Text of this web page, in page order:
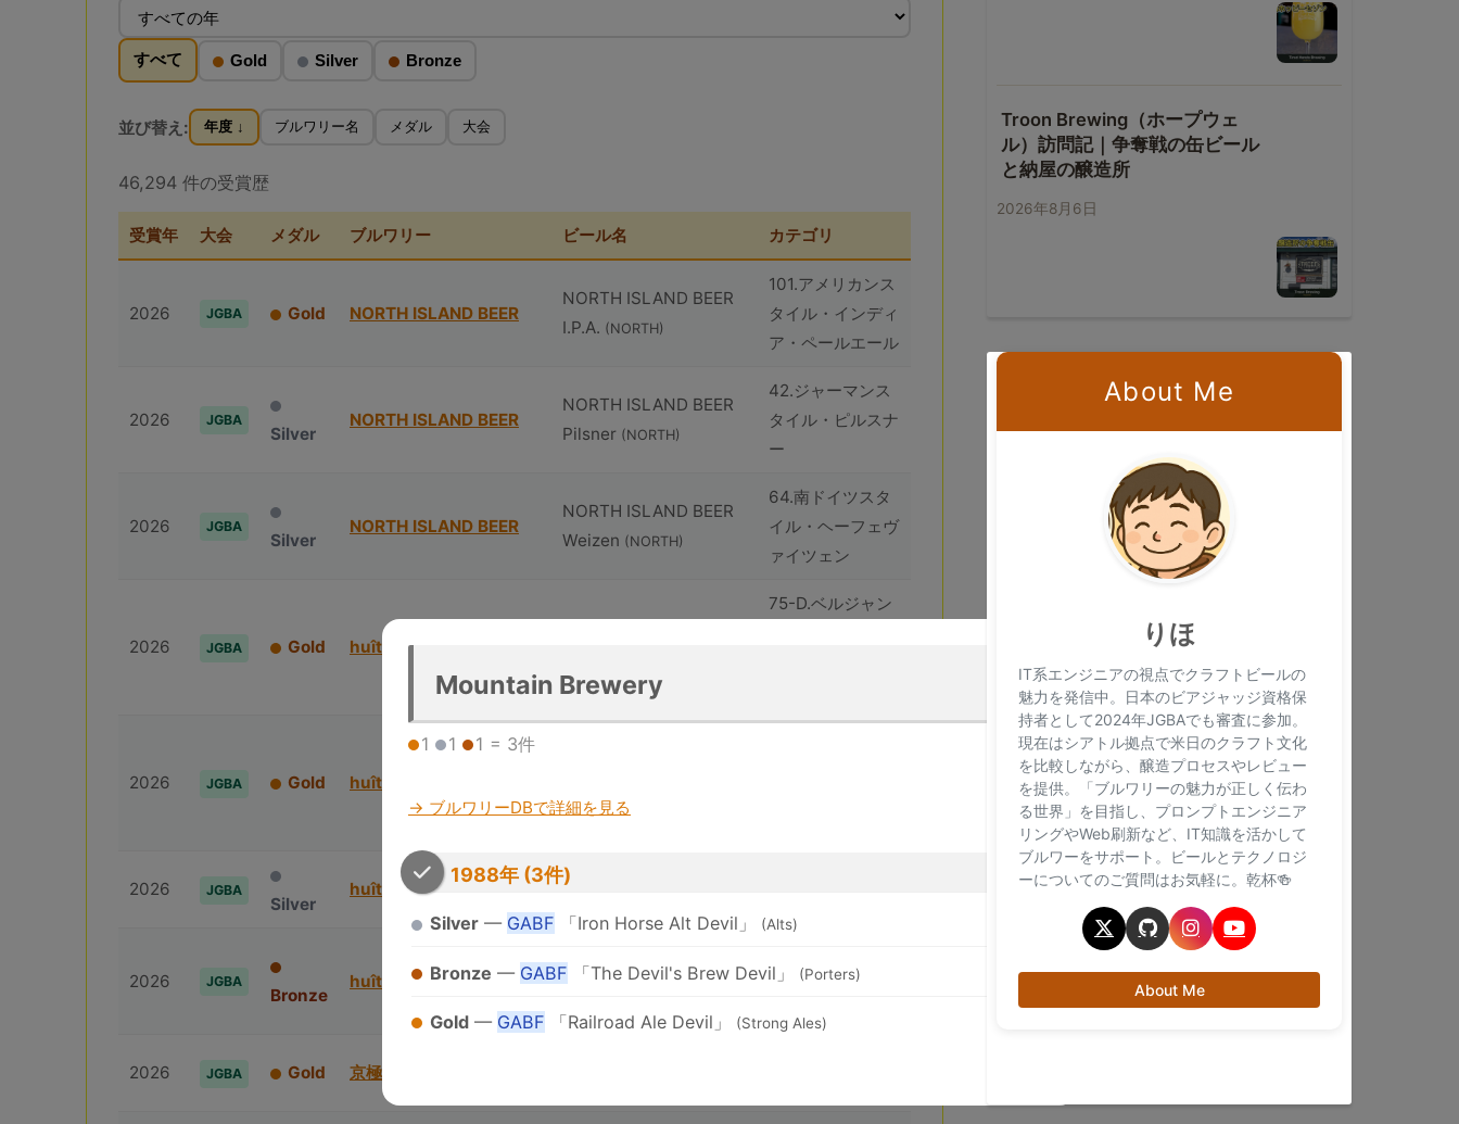
すべて Gold Silver Bronze
並び替え: 年度 ↓ ブルワリー名 メダル 大会
46,294 件の受賞歴
受賞年 大会 メダル ブルワリー ビール名 カテゴリ
2026 JGBA Gold NORTH ISLAND BEER
NORTH ISLAND BEER
I.P.A. (NORTH)
101.アメリカンス
タイル・インディ
ア・ペールエール
2026 JGBA
Silver
NORTH ISLAND BEER
NORTH ISLAND BEER
Pilsner (NORTH)
42.ジャーマンス
タイル・ピルスナ
ー
2026 JGBA
Silver
NORTH ISLAND BEER
NORTH ISLAND BEER
Weizen (NORTH)
64.南ドイツスタ
イル・ヘーフェヴ
ァイツェン
2026 JGBA Gold huîtrière
75-D.ベルジャン
2026 JGBA Gold huîtrière
Fog (huîtrière)
2026 JGBA
Silver
huîtrière
huîtrière Akkeshi
2026 JGBA
Bronze
huîtrière
huîtrière Akkeshi Coast
タイル・インディ
2026 JGBA Gold 京極⻨酒
Mountain Brewery
1 1 1 = 3件
→ ブルワリーDBで詳細を見る
1988年 (3件)
Silver — GABF 「Iron Horse Alt Devil」 (Alts)
Bronze — GABF 「The Devil's Brew Devil」 (Porters)
Gold — GABF 「Railroad Ale Devil」 (Strong Ales)
Troon Brewing（ホープウェ
ル）訪問記｜争奪戦の缶ビール
と納屋の醸造所
2026年8月6日
About Me
りほ
IT系エンジニアの視点でクラフトビールの
魅力を発信中。日本のビアジャッジ資格保
持者として2024年JGBAでも審査に参加。
現在はシアトル拠点で米日のクラフト文化
を比較しながら、醸造プロセスやレビュー
を提供。「ブルワリーの魅力が正しく伝わ
る世界」を目指し、プロンプトエンジニア
リングやWeb刷新など、IT知識を活かして
ブルワーをサポート。ビールとテクノロジ
ーについてのご質問はお気軽に。乾杯🍻
About Me